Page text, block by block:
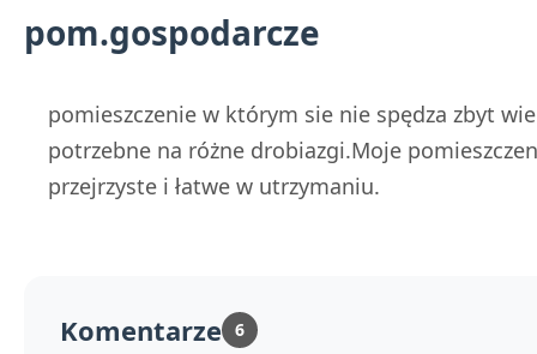
pom.gospodarcze
pomieszczenie w którym sie nie spędza zbyt
potrzebne na różne drobiazgi.Moje
przejrzyste i łatwe w utrzymaniu.
Komentarze 6